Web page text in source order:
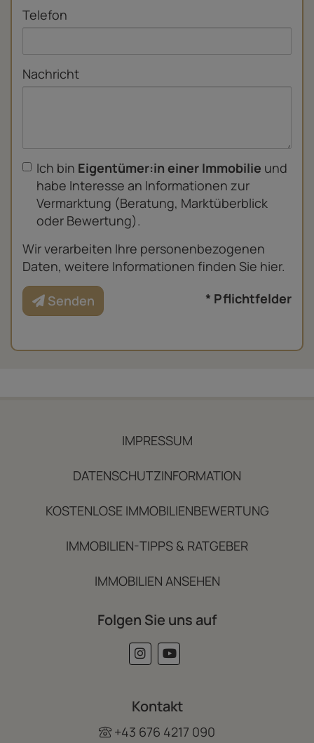
Telefon
Nachricht
Ich bin Eigentümer:in einer Immobilie und
habe Interesse an Informationen zur
Vermarktung (Beratung, Marktüberblick
oder Bewertung).
Wir verarbeiten Ihre personenbezogenen
Daten, weitere Informationen finden Sie hier.
Senden * Pflichtfelder
IMPRESSUM
DATENSCHUTZINFORMATION
KOSTENLOSE IMMOBILIENBEWERTUNG
IMMOBILIEN-TIPPS & RATGEBER
IMMOBILIEN ANSEHEN
Folgen Sie uns auf
Kontakt
+43 676 4217 090